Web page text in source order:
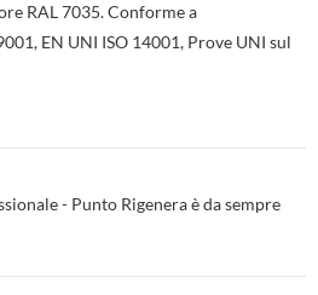
RAL 7035. Conforme a
EN UNI ISO 14001, Prove UNI sul
- Punto Rigenera è da sempre